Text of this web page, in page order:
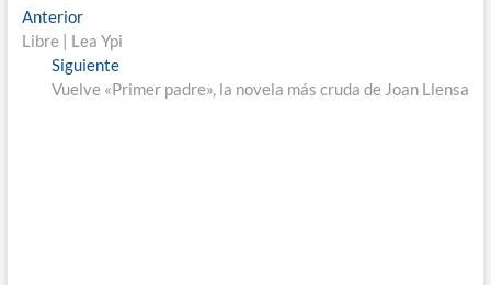
Navegación
de
entradas
AnteriorEntrada
anterior:
Libre | Lea Ypi
SiguienteEntrada
siguiente:
Vuelve «Primer padre», la novela más cruda de Joan Llensa